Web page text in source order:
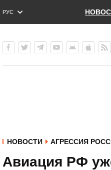
РУС
ENG
НОВОСТИ АГРЕССИЯ
Авиация РФ